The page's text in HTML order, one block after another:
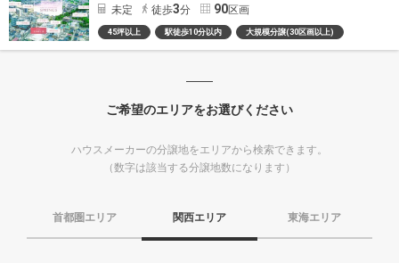
未定 徒歩3分 90区画
45坪以上 駅徒歩10分以内 大規模分譲(30区画以上)
ご希望のエリアをお選びください
ハウスメーカーの分譲地をエリアから検索できます。
（数字は該当する分譲地数になります）
首都圏エリア 関西エリア 東海エリア